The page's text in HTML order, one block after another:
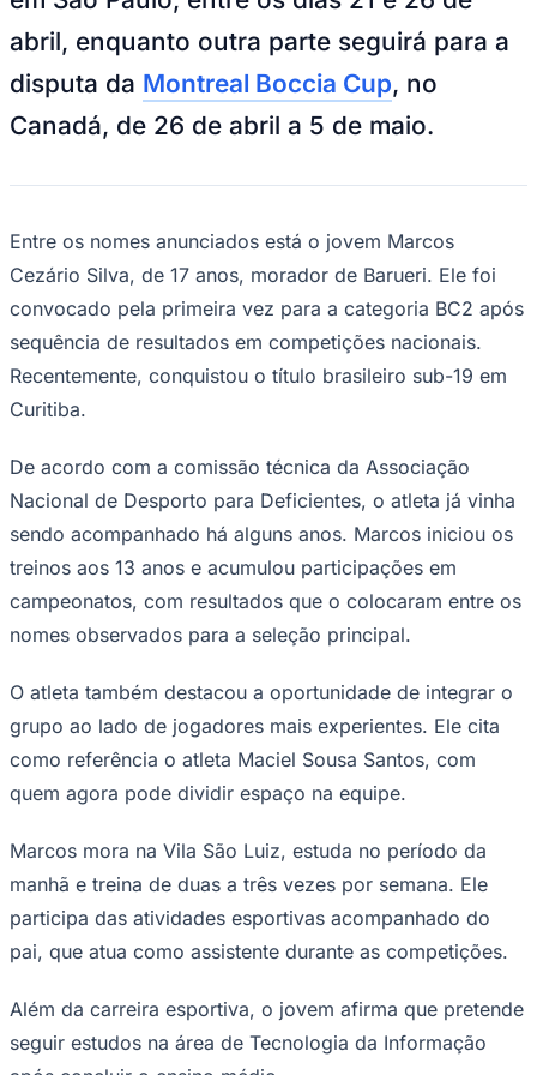
NBA
NFL
Fórmula 1
UFC
Tênis (ATP)
MLB
NHL
Vôlei
Competições de Futebol
Brasileirão Série A
Brasileirão Série B
Copa do Brasil
Libertadores
Sul-Americana
Copa América
Premier League
La Liga
Bundesliga
Mundial 2026
Times - Ir direto
abril, enquanto outra parte seguirá para a
disputa da Montreal Boccia Cup, no
Canadá, de 26 de abril a 5 de maio.
Entre os nomes anunciados está o jovem Marcos
Cezário Silva, de 17 anos, morador de Barueri. Ele foi
convocado pela primeira vez para a categoria BC2 após
sequência de resultados em competições nacionais.
Recentemente, conquistou o título brasileiro sub-19 em
Curitiba.
De acordo com a comissão técnica da Associação
Nacional de Desporto para Deficientes, o atleta já vinha
sendo acompanhado há alguns anos. Marcos iniciou os
treinos aos 13 anos e acumulou participações em
campeonatos, com resultados que o colocaram entre os
nomes observados para a seleção principal.
O atleta também destacou a oportunidade de integrar o
grupo ao lado de jogadores mais experientes. Ele cita
como referência o atleta Maciel Sousa Santos, com
quem agora pode dividir espaço na equipe.
Marcos mora na Vila São Luiz, estuda no período da
manhã e treina de duas a três vezes por semana. Ele
participa das atividades esportivas acompanhado do
pai, que atua como assistente durante as competições.
Além da carreira esportiva, o jovem afirma que pretende
seguir estudos na área de Tecnologia da Informação